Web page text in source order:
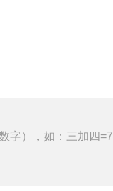
字），如：三加四=7